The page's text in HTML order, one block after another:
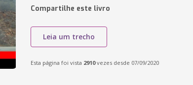
Compartilhe este livro
Leia um trecho
Esta página foi vista 2910vezes desde 07/09/2020